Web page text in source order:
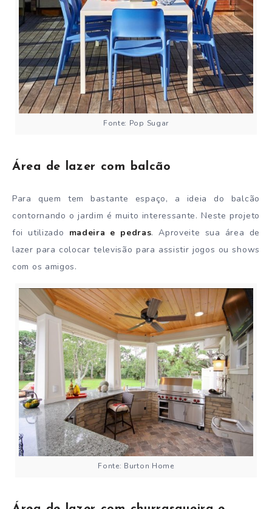
Fonte: Pop Sugar
Área de lazer com balcão
Para quem tem bastante espaço, a ideia do balcão
contornando o jardim é muito interessante. Neste projeto
foi utilizado madeira e pedras. Aproveite sua área de
lazer para colocar televisão para assistir jogos ou shows
com os amigos.
Fonte: Burton Home